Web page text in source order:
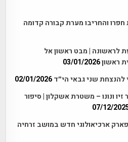
והחריבו מערת קבורה קדומה
לראשונה | מבט ראשון אל
ראשון03/01/2026
שני גבאי הי״ד 02/01/2026
ונונו – משטרת אשקלון | סיפור
07/12/
ארכיאולוגי חדש במושב זרחיה